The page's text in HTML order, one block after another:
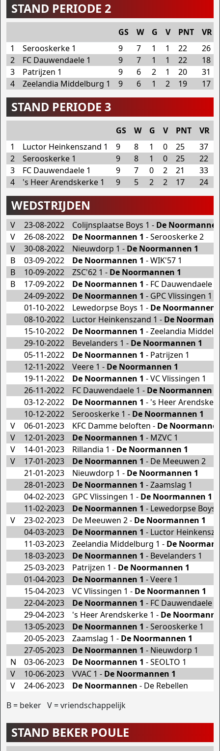
STAND PERIODE 2
GS W G V PNT
VR
1
Serooskerke 1 9 7 1 1 22
26
2
FC Dauwendaele 1 9 7 1 1 22
18
3
Patrijzen 1 9 6 2 1 20
31
4
Zeelandia Middelburg 1 9 6 1 2 19 17
STAND PERIODE 3
GS W G V PNT VR
1
Luctor Heinkenszand 1 9 8 1 0 25 37
2
Serooskerke 1 9 8 1 0 25 22
3
FC Dauwendaele 1 9 7 0 2 21 33
4
's Heer Arendskerke 1 9 5 2 2 17 24
WEDSTRIJDEN
V 23-08-2022 Colijnsplaatse Boys 1 - De
V
26-08-2022 De Noormannen 1 - Serooskerke 2
V
30-08-2022 Nieuwdorp 1 - De Noormannen 1
B
03-09-2022 De Noormannen 1 - WIK'57 1
B
10-09-2022 ZSC'62 1 - De Noormannen 1
B
17-09-2022 De Noormannen 1 - FC Dauwendaele 1
24-09-2022
De Noormannen 1 - GPC Vlissingen 1
01-10-2022
Lewedorpse Boys 1 - De Noormannen
08-10-2022
Luctor Heinkenszand 1 - De
15-10-2022
De Noormannen 1 - Zeelandia
29-10-2022
Bevelanders 1 - De Noormannen 1
05-11-2022
De Noormannen 1 - Patrijzen 1
12-11-2022
Veere 1 - De Noormannen 1
19-11-2022
De Noormannen 1 - VC Vlissingen 1
26-11-2022
FC Dauwendaele 1 - De Noormannen 1
03-12-2022
De Noormannen 1 - 's Heer
10-12-2022
Serooskerke 1 - De Noormannen 1
V
06-01-2023 KFC Damme beloften - De
V
12-01-2023 De Noormannen 1 - MZVC 1
V
14-01-2023 Rillandia 1 - De Noormannen 1
V
17-01-2023 De Noormannen 1 - De Meeuwen 2
21-01-2023
Nieuwdorp 1 - De Noormannen 1
28-01-2023
De Noormannen 1 - Zaamslag 1
04-02-2023
GPC Vlissingen 1 - De Noormannen 1
11-02-2023
De Noormannen 1 - Lewedorpse Boys
V
23-02-2023 De Meeuwen 2 - De Noormannen 1
04-03-2023
De Noormannen 1 - Luctor
11-03-2023
Zeelandia Middelburg 1 - De
18-03-2023
De Noormannen 1 - Bevelanders 1
25-03-2023
Patrijzen 1 - De Noormannen 1
01-04-2023
De Noormannen 1 - Veere 1
15-04-2023
VC Vlissingen 1 - De Noormannen 1
22-04-2023
De Noormannen 1 - FC Dauwendaele 1
29-04-2023
's Heer Arendskerke 1 - De
13-05-2023
De Noormannen 1 - Serooskerke 1
20-05-2023
Zaamslag 1 - De Noormannen 1
27-05-2023
De Noormannen 1 - Nieuwdorp 1
N
03-06-2023 De Noormannen 1 - SEOLTO 1
V
10-06-2023 VVAC 1 - De Noormannen 1
V
24-06-2023 De Noormannen - De Rebellen
B = beker V = vriendschappelijk
STAND BEKER POULE